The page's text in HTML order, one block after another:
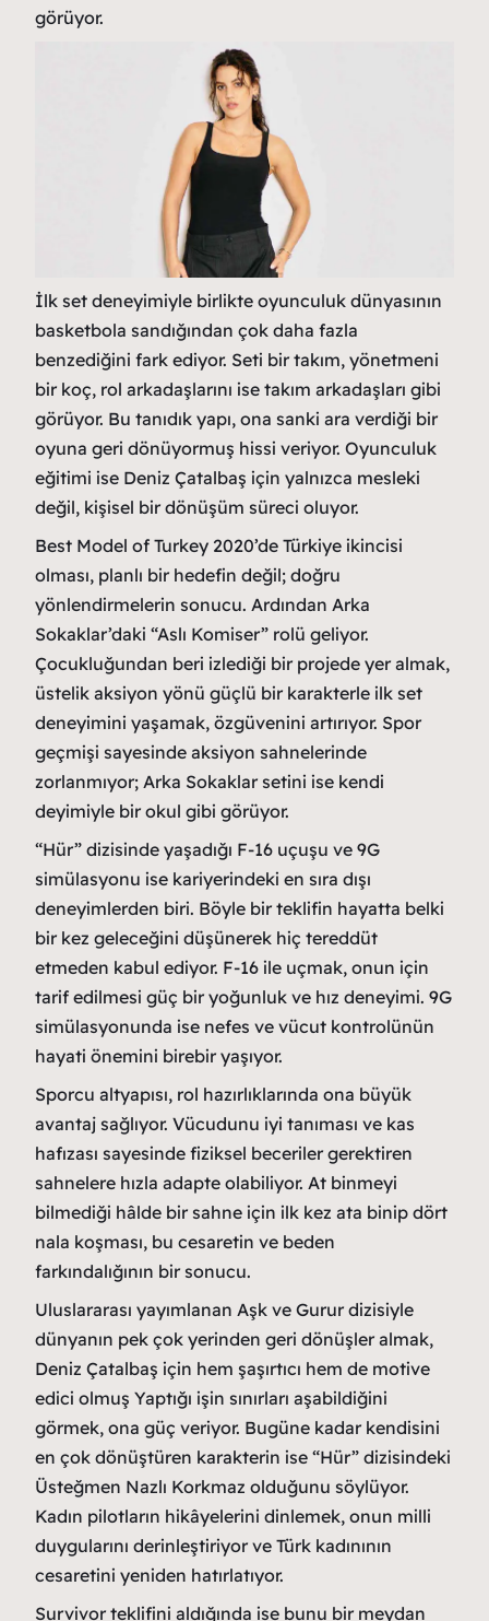
görüyor.
İlk set deneyimiyle birlikte oyunculuk dünyasının
basketbola sandığından çok daha fazla
benzediğini fark ediyor. Seti bir takım, yönetmeni
bir koç, rol arkadaşlarını ise takım arkadaşları gibi
görüyor. Bu tanıdık yapı, ona sanki ara verdiği bir
oyuna geri dönüyormuş hissi veriyor. Oyunculuk
eğitimi ise Deniz Çatalbaş için yalnızca mesleki
değil, kişisel bir dönüşüm süreci oluyor.
Best Model of Turkey 2020’de Türkiye ikincisi
olması, planlı bir hedefin değil; doğru
yönlendirmelerin sonucu. Ardından Arka
Sokaklar’daki “Aslı Komiser” rolü geliyor.
Çocukluğundan beri izlediği bir projede yer almak,
üstelik aksiyon yönü güçlü bir karakterle ilk set
deneyimini yaşamak, özgüvenini artırıyor. Spor
geçmişi sayesinde aksiyon sahnelerinde
zorlanmıyor; Arka Sokaklar setini ise kendi
deyimiyle bir okul gibi görüyor.
“Hür” dizisinde yaşadığı F-16 uçuşu ve 9G
simülasyonu ise kariyerindeki en sıra dışı
deneyimlerden biri. Böyle bir teklifin hayatta belki
bir kez geleceğini düşünerek hiç tereddüt
etmeden kabul ediyor. F-16 ile uçmak, onun için
tarif edilmesi güç bir yoğunluk ve hız deneyimi. 9G
simülasyonunda ise nefes ve vücut kontrolünün
hayati önemini birebir yaşıyor.
Sporcu altyapısı, rol hazırlıklarında ona büyük
avantaj sağlıyor. Vücudunu iyi tanıması ve kas
hafızası sayesinde fiziksel beceriler gerektiren
sahnelere hızla adapte olabiliyor. At binmeyi
bilmediği hâlde bir sahne için ilk kez ata binip dört
nala koşması, bu cesaretin ve beden
farkındalığının bir sonucu.
Uluslararası yayımlanan Aşk ve Gurur dizisiyle
dünyanın pek çok yerinden geri dönüşler almak,
Deniz Çatalbaş için hem şaşırtıcı hem de motive
edici olmuş Yaptığı işin sınırları aşabildiğini
görmek, ona güç veriyor. Bugüne kadar kendisini
en çok dönüştüren karakterin ise “Hür” dizisindeki
Üsteğmen Nazlı Korkmaz olduğunu söylüyor.
Kadın pilotların hikâyelerini dinlemek, onun milli
duygularını derinleştiriyor ve Türk kadınının
cesaretini yeniden hatırlatıyor.
Survivor teklifini aldığında ise bunu bir meydan